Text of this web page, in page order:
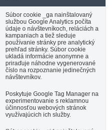
Súbor cookie _ga nainštalovaný
službou Google Analytics počíta
údaje o návštevníkoch, reláciách a
kampaniach a tiež sleduje
používanie stránky pre analytický
prehľad stránky. Súbor cookie
ukladá informácie anonymne a
priraďuje náhodne vygenerované
číslo na rozpoznanie jedinečných
návštevníkov.
Poskytuje Google Tag Manager na
experimentovanie s reklamnou
účinnosťou webových stránok
využívajúcich ich služby.